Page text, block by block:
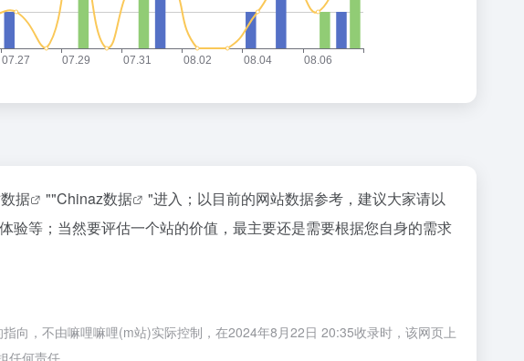
据 ""Chinaz数据
"进入；以目前的网站数据参考，建议大家请以
等；当然要评估一个站的价值，最主要还是需要根据您自身的需求
向，不由嘛哩嘛哩(m站)实际控制，在2024年8月22日 20:35收录时，该网页上
何责任。